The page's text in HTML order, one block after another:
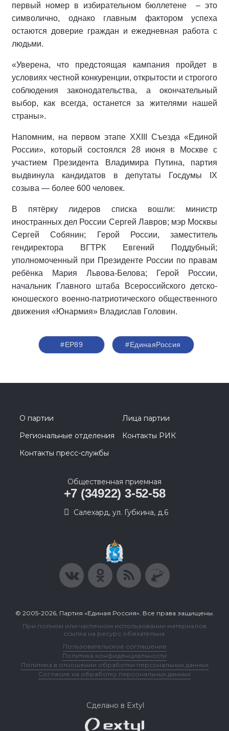
первый номер в избирательном бюллетене
– это
символично, однако главным фактором успеха
остаются доверие граждан и ежедневная работа с
людьми.
«Уверена, что предстоящая кампания пройдет в
условиях честной конкуренции, открытости и строгого
соблюдения законодательства, а окончательный
выбор, как всегда, останется за жителями нашей
страны».
Напомним, на первом этапе XXIII Съезда «Единой
России», который состоялся 28 июня в Москве с
участием Президента Владимира Путина, партия
выдвинула кандидатов в депутаты Госдумы IX
созыва — более 600 человек.
В пятёрку лидеров списка вошли: министр
иностранных дел России Сергей Лавров; мэр Москвы
Сергей Собянин; Герой России, заместитель
гендиректора ВГТРК Евгений Поддубный;
уполномоченный при Президенте России по правам
ребёнка Мария Львова-Белова; Герой России,
начальник Главного штаба Всероссийского детско-
юношеского военно-патриотического общественного
движения «Юнармия» Владислав Головин.
#ЕР89 #‎ЕдинаяРоссия
О партии
Лица партии
Региональные отделения
Контакты РИК
Контакты пресс-службы
Общественная приемная
+7 (34922) 3-52-58
Салехард, ул. Губкина, д.6
© 2005-2026, Партия «Единая Россия». Все права защищены.
При полном или частичном использовании материалов
ссылка на ресурс обязательна.
Пользовательское соглашение
Политика конфиденциальности
Политика в отношении обработки персональных данных
Согласие на обработку персональных данных
Сделано в Extyl